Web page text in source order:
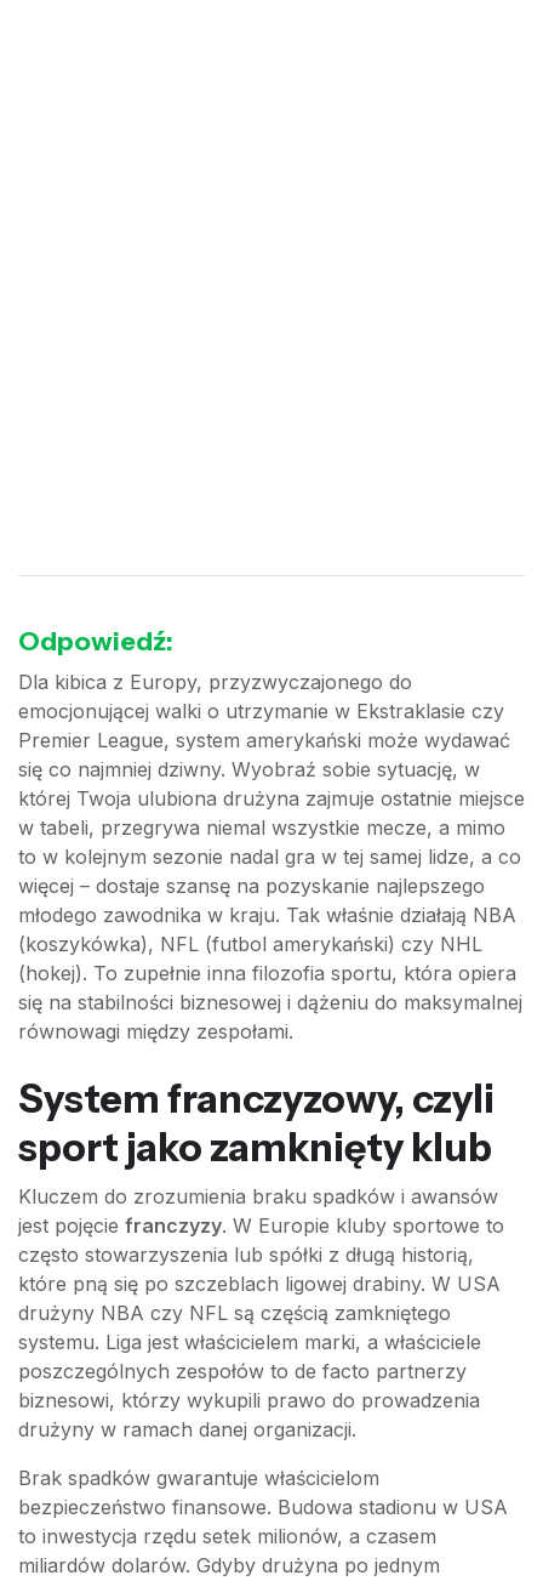
Odpowiedź:
Dla kibica z Europy, przyzwyczajonego do
emocjonującej walki o utrzymanie w Ekstraklasie czy
Premier League, system amerykański może wydawać
się co najmniej dziwny. Wyobraź sobie sytuację, w
której Twoja ulubiona drużyna zajmuje ostatnie miejsce
w tabeli, przegrywa niemal wszystkie mecze, a mimo
to w kolejnym sezonie nadal gra w tej samej lidze, a co
więcej – dostaje szansę na pozyskanie najlepszego
młodego zawodnika w kraju. Tak właśnie działają NBA
(koszykówka), NFL (futbol amerykański) czy NHL
(hokej). To zupełnie inna filozofia sportu, która opiera
się na stabilności biznesowej i dążeniu do maksymalnej
równowagi między zespołami.
System franczyzowy, czyli
sport jako zamknięty klub
Kluczem do zrozumienia braku spadków i awansów
jest pojęcie franczyzy. W Europie kluby sportowe to
często stowarzyszenia lub spółki z długą historią,
które pną się po szczeblach ligowej drabiny. W USA
drużyny NBA czy NFL są częścią zamkniętego
systemu. Liga jest właścicielem marki, a właściciele
poszczególnych zespołów to de facto partnerzy
biznesowi, którzy wykupili prawo do prowadzenia
drużyny w ramach danej organizacji.
Brak spadków gwarantuje właścicielom
bezpieczeństwo finansowe. Budowa stadionu w USA
to inwestycja rzędu setek milionów, a czasem
miliardów dolarów. Gdyby drużyna po jednym